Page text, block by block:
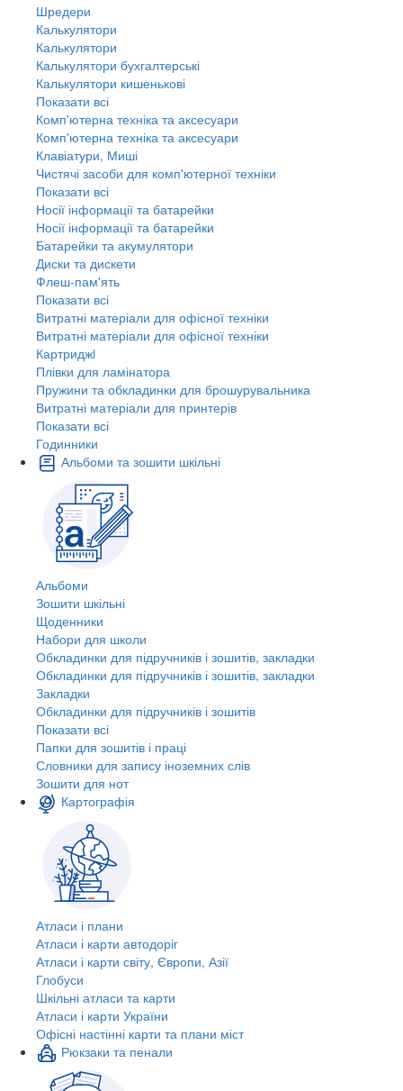
Шредери
Калькулятори
Калькулятори
Калькулятори бухгалтерські
Калькулятори кишенькові
Показати всі
Комп'ютерна техніка та аксесуари
Комп'ютерна техніка та аксесуари
Клавіатури, Миші
Чистячі засоби для комп'ютерної техніки
Показати всі
Носії інформації та батарейки
Носії інформації та батарейки
Батарейки та акумулятори
Диски та дискети
Флеш-пам'ять
Показати всі
Витратні матеріали для офісної техніки
Витратні матеріали для офісної техніки
Картриджi
Плівки для ламінатора
Пружини та обкладинки для брошурувальника
Витратні матеріали для принтерів
Показати всі
Годинники
Альбоми та зошити шкільні
Альбоми
Зошити шкільні
Щоденники
Набори для школи
Обкладинки для підручників і зошитів, закладки
Обкладинки для підручників і зошитів, закладки
Закладки
Обкладинки для підручників і зошитів
Показати всі
Папки для зошитів і праці
Словники для запису іноземних слів
Зошити для нот
Картографія
Атласи і плани
Атласи і карти автодоріг
Атласи і карти світу, Європи, Азії
Глобуси
Шкільні атласи та карти
Атласи і карти України
Офісні настінні карти та плани міст
Рюкзаки та пенали